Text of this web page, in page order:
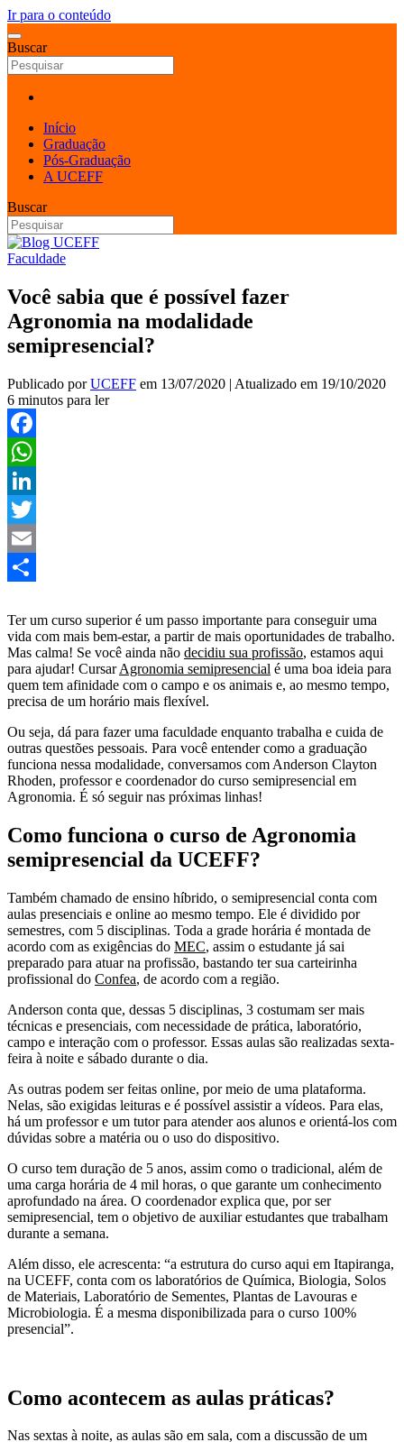
Ir para o conteúdo
Buscar
Início
Graduação
Pós-Graduação
A UCEFF
Buscar
Faculdade
Você sabia que é possível fazer
Agronomia na modalidade
semipresencial?
Publicado porUCEFF em 13/07/2020 | Atualizado em 19/10/2020
6 minutos para ler
Facebook
WhatsApp
LinkedIn
Twitter
Email
Ter um curso superior é um passo importante para conseguir uma
vida com mais bem-estar, a partir de mais oportunidades de trabalho.
Mas calma! Se você ainda não decidiu sua profissão, estamos aqui
para ajudar! CursarAgronomia semipresencial é uma boa ideia para
quem tem afinidade com o campo e os animais e, ao mesmo tempo,
precisa de um horário mais flexível.
Ou seja, dá para fazer uma faculdade enquanto trabalha e cuida de
outras questões pessoais. Para você entender como a graduação
funciona nessa modalidade, conversamos com Anderson Clayton
Rhoden, professor e coordenador do curso semipresencial em
Agronomia. É só seguir nas próximas linhas!
Como funciona o curso de Agronomia
semipresencial da UCEFF?
Também chamado de ensino híbrido, o semipresencial conta com
aulas presenciais e online ao mesmo tempo. Ele é dividido por
semestres, com 5 disciplinas. Toda a grade horária é montada de
acordo com as exigências do MEC, assim o estudante já sai
preparado para atuar na profissão, bastando ter sua carteirinha
profissional do Confea, de acordo com a região.
Anderson conta que, dessas 5 disciplinas, 3 costumam ser mais
técnicas e presenciais, com necessidade de prática, laboratório,
campo e interação com o professor. Essas aulas são realizadas sexta-
feira à noite e sábado durante o dia.
As outras podem ser feitas online, por meio de uma plataforma.
Nelas, são exigidas leituras e é possível assistir a vídeos. Para elas,
há um professor e um tutor para atender aos alunos e orientá-los com
dúvidas sobre a matéria ou o uso do dispositivo.
O curso tem duração de 5 anos, assim como o tradicional, além de
uma carga horária de 4 mil horas, o que garante um conhecimento
aprofundado na área. O coordenador explica que, por ser
semipresencial, tem o objetivo de auxiliar estudantes que trabalham
durante a semana.
Além disso, ele acrescenta: “a estrutura do curso aqui em Itapiranga,
na UCEFF, conta com os laboratórios de Química, Biologia, Solos
de Materiais, Laboratório de Sementes, Plantas de Lavouras e
Microbiologia. É a mesma disponibilizada para o curso 100%
presencial”.
Como acontecem as aulas práticas?
Nas sextas à noite, as aulas são em sala, com a discussão de um